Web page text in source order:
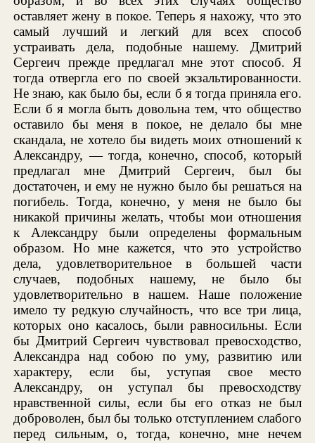
оставляет жену в покое. Теперь я нахожу, что это
самый лучший и легкий для всех способ
устраивать дела, подобные нашему. Дмитрий
Сергеич прежде предлагал мне этот способ. Я
тогда отвергла его по своей экзальтированности.
Не знаю, как было бы, если б я тогда приняла его.
Если б я могла быть довольна тем, что общество
оставило бы меня в покое, не делало бы мне
скандала, не хотело бы видеть моих отношений к
Александру, — тогда, конечно, способ, который
предлагал мне Дмитрий Сергеич, был бы
достаточен, и ему не нужно было бы решаться на
погибель. Тогда, конечно, у меня не было бы
никакой причины желать, чтобы мои отношения
к Александру были определены формальным
образом. Но мне кажется, что это устройство
дела, удовлетворительное в большей части
случаев, подобных нашему, не было бы
удовлетворительно в нашем. Наше положение
имело ту редкую случайность, что все три лица,
которых оно касалось, были равносильны. Если
бы Дмитрий Сергеич чувствовал превосходство,
Александра над собою по уму, развитию или
характеру, если бы, уступая свое место
Александру, он уступал бы превосходству
нравственной силы, если бы его отказ не был
доброволен, был бы только отступлением слабого
перед сильным, о, тогда, конечно, мне нечем